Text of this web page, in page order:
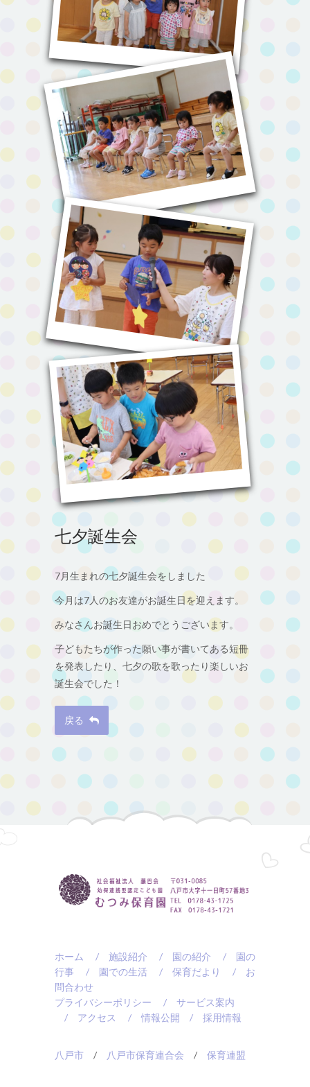
七夕誕生会
7月生まれの七夕誕生会をしました
今月は7人のお友達がお誕生日を迎えます。
みなさんお誕生日おめでとうございます。
子どもたちが作った願い事が書いてある短冊
を発表したり、七夕の歌を歌ったり楽しいお
誕生会でした！
戻る
ホーム / 施設紹介 / 園の紹介
/ 園の
行事
/ 園での生活 / 保育だより
/ お
問合わせ
プライバシーポリシー
/ サービス案内
/ アクセス
/ 情報公開 / 採用情報
八戸市 / 八戸市保育連合会 / 保育連盟